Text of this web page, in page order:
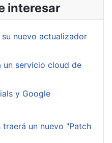
interesar
nuevo actualizador
un servicio cloud de
y Google
traerá un nuevo "Patch